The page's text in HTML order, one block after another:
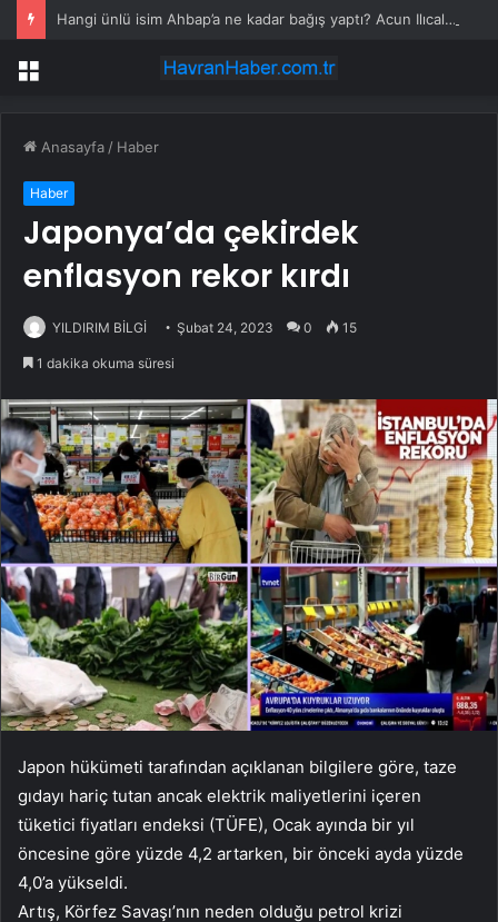
Hangi ünlü isim Ahbap’a ne kadar bağış yaptı? Acun Ilıcalı detayı bomba
Menü
Anasayfa / Haber
Haber
Japonya’da çekirdek
enflasyon rekor kırdı
YILDIRIM BİLGİ Şubat 24, 2023 0 15
1 dakika okuma süresi
Japon hükümeti tarafından açıklanan bilgilere göre, taze
gıdayı hariç tutan ancak elektrik maliyetlerini içeren
tüketici fiyatları endeksi (TÜFE), Ocak ayında bir yıl
öncesine göre yüzde 4,2 artarken, bir önceki ayda yüzde
4,0’a yükseldi.
Artış, Körfez Savaşı’nın neden olduğu petrol krizi